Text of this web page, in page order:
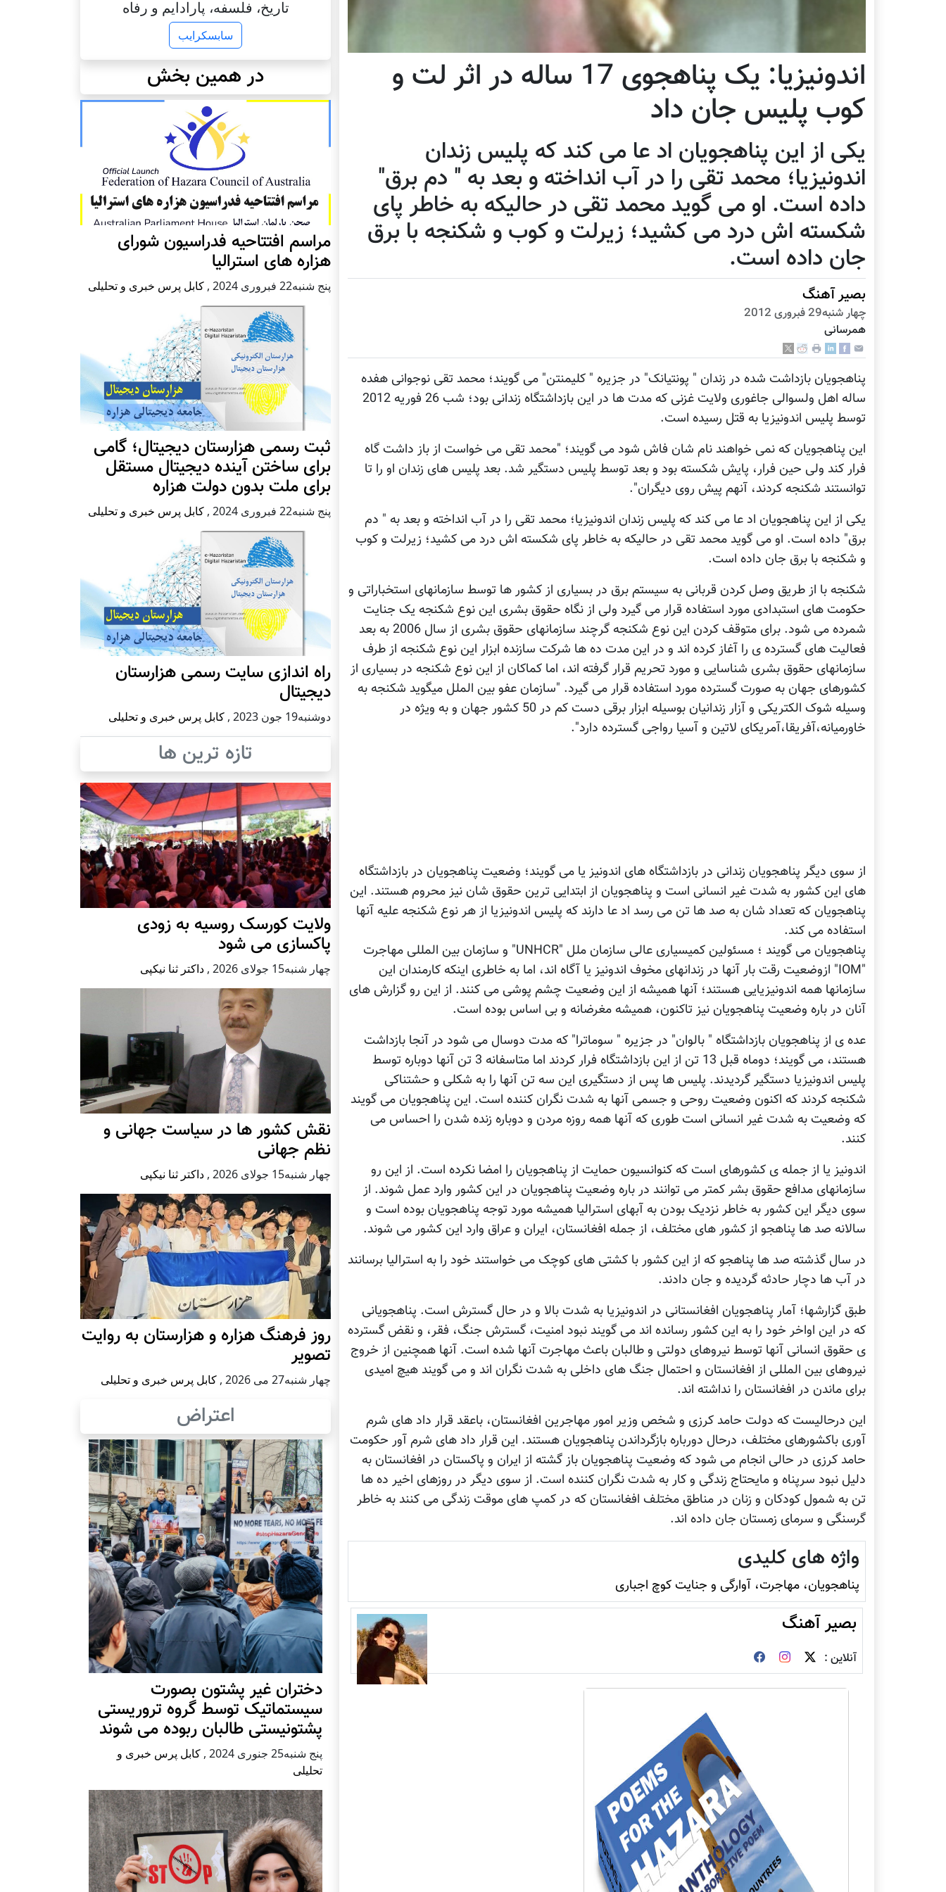
اندونیزیا: یک پناهجوی 17 ساله در اثر لت و
کوب پلیس جان داد
یکی از این پناهجویان اد عا می کند که پلیس زندان
اندونیزیا؛ محمد تقی را در آب انداخته و بعد به " دم برق"
داده است. او می گوید محمد تقی در حالیکه به خاطر پای
شکسته اش درد می کشید؛ زیرلت و کوب و شکنجه با برق
جان داده است.
بصیر آهنگ
چهار شنبه29 فبروری 2012
همرسانی
پناهجویان بازداشت شده در زندان " پونتیانک" در جزیره " کلیمنتن" می گویند؛ محمد تقی نوجوانی هفده
ساله اهل ولسوالی جاغوری ولایت غزنی که مدت ها در این بازداشتگاه زندانی بود؛ شب 26 فوریه 2012
توسط پلیس اندونیزیا به قتل رسیده است.
این پناهجویان که نمی خواهند نام شان فاش شود می گویند؛ "محمد تقی می خواست از باز داشت گاه
فرار کند ولی حین فرار، پایش شکسته بود و بعد توسط پلیس دستگیر شد. بعد پلیس های زندان او را تا
توانستند شکنجه کردند، آنهم پیش روی دیگران".
یکی از این پناهجویان اد عا می کند که پلیس زندان اندونیزیا؛ محمد تقی را در آب انداخته و بعد به " دم
برق" داده است. او می گوید محمد تقی در حالیکه به خاطر پای شکسته اش درد می کشید؛ زیرلت و کوب
و شکنجه با برق جان داده است.
شکنجه با از طریق وصل کردن قربانی به سیستم برق در بسیاری از کشور ها توسط سازمانهای استخباراتی و
حکومت های استبدادی مورد استفاده قرار می گیرد ولی از نگاه حقوق بشری این نوع شکنجه یک جنایت
شمرده می شود. برای متوقف کردن این نوع شکنجه گرچند سازمانهای حقوق بشری از سال 2006 به بعد
فعالیت های گسترده ی را آغاز کرده اند و در این مدت ده ها شرکت سازنده ابزار این نوع شکنجه از طرف
سازمانهای حقوق بشری شناسایی و مورد تحریم قرار گرفته اند، اما کماکان از این نوع شکنجه در بسیاری از
کشورهای جهان به صورت گسترده مورد استفاده قرار می گیرد. "سازمان‏ عفو بین الملل می‏گوید شکنجه به
وسیله شوک‏ الکتریکی و آزار زندانیان بوسیله ابزار برقی‏ دست کم در 50 کشور جهان و به ویژه در
خاورمیانه،آفریقا،آمریکای لاتین و آسیا رواجی‏ گسترده دارد".
از سوی دیگر پناهجویان زندانی در بازداشتگاه های اندونیز یا می گویند؛ وضعیت پناهجویان در بازداشتگاه
های این کشور به شدت غیر انسانی است و پناهجویان از ابتدایی ترین حقوق شان نیز محروم هستند. این
پناهجویان که تعداد شان به صد ها تن می رسد اد عا دارند که پلیس اندونیزیا از هر نوع شکنجه علیه آنها
استفاده می کند.
پناهجویان می گویند ؛ مسئولین کمیسیاری عالی سازمان ملل "UNHCR" و سازمان بین المللی مهاجرت
"IOM" ازوضعیت رقت بار آنها در زندانهای مخوف اندونیز یا آگاه اند، اما به خاطری اینکه کارمندان این
سازمانها همه اندونیزیایی هستند؛ آنها همیشه از این وضعیت چشم پوشی می کنند. از این رو گزارش های
آنان در باره وضعیت پناهجویان نیز تاکنون، همیشه مغرضانه و بی اساس بوده است.
عده ی از پناهجویان بازداشتگاه " بالوان" در جزیره " سوماترا" که مدت دوسال می شود در آنجا بازداشت
هستند، می گویند؛ دوماه قبل 13 تن از این بازداشتگاه فرار کردند اما متاسفانه 3 تن آنها دوباره توسط
پلیس اندونیزیا دستگیر گردیدند. پلیس ها پس از دستگیری این سه تن آنها را به شکلی و حشتناکی
شکنجه کردند که اکنون وضعیت روحی و جسمی آنها به شدت نگران کننده است. این پناهجویان می گویند
که وضعیت به شدت غیر انسانی است طوری که آنها همه روزه مردن و دوباره زنده شدن را احساس می
کنند.
اندونیز یا از جمله ی کشورهای است که کنوانسیون حمایت از پناهجویان را امضا نکرده است. از این رو
سازمانهای مدافع حقوق بشر کمتر می توانند در باره وضعیت پناهجویان در این کشور وارد عمل شوند. از
سوی دیگر این کشور به خاطر نزدیک بودن به آبهای استرالیا همیشه مورد توجه پناهجویان بوده است و
سالانه صد ها پناهجو از کشور های مختلف، از جمله افغانستان، ایران و عراق وارد این کشور می شوند.
در سال گذشته صد ها پناهجو که از این کشور با کشتی های کوچک می خواستند خود را به استرالیا برسانند
در آب ها دچار حادثه گردیده و جان دادند.
طبق گزارشها؛ آمار پناهجویان افغانستانی در اندونیزیا به شدت بالا و در حال گسترش است. پناهجویانی
که در این اواخر خود را به این کشور رسانده اند می گویند نبود امنیت، گسترش جنگ، فقر، و نقض گسترده
ی حقوق انسانی آنها توسط نیروهای دولتی و طالبان باعث مهاجرت آنها شده است. آنها همچنین از خروج
نیروهای بین المللی از افغانستان و احتمال جنگ های داخلی به شدت نگران اند و می گویند هیچ امیدی
برای ماندن در افغانستان را نداشته اند.
این درحالیست که دولت حامد کرزی و شخص وزیر امور مهاجرین افغانستان، باعقد قرار داد های شرم
آوری باکشورهای مختلف، درحال دورباره بازگرداندن پناهجویان هستند. این قرار داد های شرم آور حکومت
حامد کرزی در حالی انجام می شود که وضعیت پناهجویان باز گشته از ایران و پاکستان در افغانستان به
دلیل نبود سرپناه و مایحتاج زندگی و کار به شدت نگران کننده است. از سوی دیگر در روزهای اخیر ده ها
تن به شمول کودکان و زنان در مناطق مختلف افغانستان که در کمپ های موقت زندگی می کنند به خاطر
گرسنگی و سرمای زمستان جان داده اند.
واژه های کلیدی
پناهجویان، مهاجرت، آوارگی و جنایت کوچ اجباری
بصیر آهنگ
آنلاین :
تاریخ، فلسفه، پارادایم و رفاه
سابسکرایب
در همین بخش
مراسم افتتاحیه فدراسیون شورای
هزاره های استرالیا
پنج شنبه22 فبروری 2024 , کابل پرس خبری و تحلیلی
ثبت رسمی هزارستان دیجیتال؛ گامی
برای ساختن آینده دیجیتال مستقل
برای ملت بدون دولت هزاره
پنج شنبه22 فبروری 2024 , کابل پرس خبری و تحلیلی
راه اندازی سایت رسمی هزارستان
دیجیتال
دوشنبه19 جون 2023 , کابل پرس خبری و تحلیلی
تازه ترین ها
ولایت کورسک روسیه به زودی
پاکسازی می شود
چهار شنبه15 جولای 2026 , داکتر ثنا نیکپی
نقش کشور ها در سیاست جهانی و
نظم جهانی
چهار شنبه15 جولای 2026 , داکتر ثنا نیکپی
روز فرهنگ هزاره و هزارستان به روایت
تصویر
چهار شنبه27 می 2026 , کابل پرس خبری و تحلیلی
اعتراض
دختران غیر پشتون بصورت
سیستماتیک توسط گروه تروریستی
پشتونیستی طالبان ربوده می شوند
پنج شنبه25 جنوری 2024 , کابل پرس خبری و
تحلیلی